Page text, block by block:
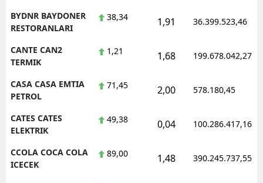
BYDNR BAYDONER
RESTORANLARI
38,34 1,91 36.399.523,46
CANTE CAN2
TERMIK
1,21 1,68 199.678.042,27
CASA CASA EMTIA
PETROL
71,45 2,00 578.180,45
CATES CATES
ELEKTRIK
49,38 0,04 100.286.417,16
CCOLA COCA COLA
ICECEK
89,00 1,48 390.245.737,55